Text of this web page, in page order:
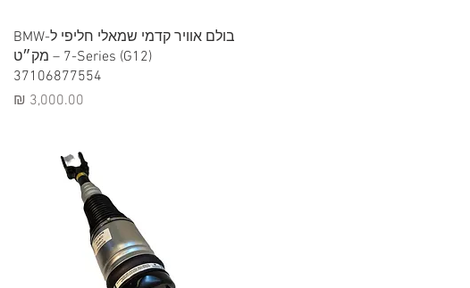
תצוגה מהירה
בולם אוויר קדמי שמאלי חליפי ל-BMW
7-Series (G12) – מק״ט
37106877554
מחיר